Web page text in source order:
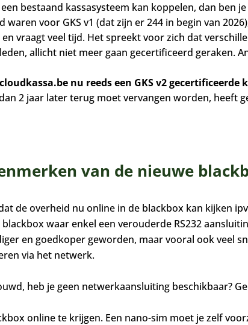
bestaand kassasysteem kan koppelen, dan ben
waren voor GKS v1 (dat zijn er 244 in begin van
vraagt veel tijd. Het spreekt voor zich dat
allicht niet meer gaan gecertificeerd geraken.
cloudkassa.be nu reeds een GKS v2 gecertificeerde
2 jaar later terug moet vervangen worden, heeft
van de nieuwe
de overheid nu online in de blackbox kan kijken
waar enkel een verouderde RS232
en goedkoper geworden, maar vooral ook veel
via het netwerk.
heb je geen netwerkaansluiting beschikbaar?
online te krijgen. Een nano-sim moet je zelf